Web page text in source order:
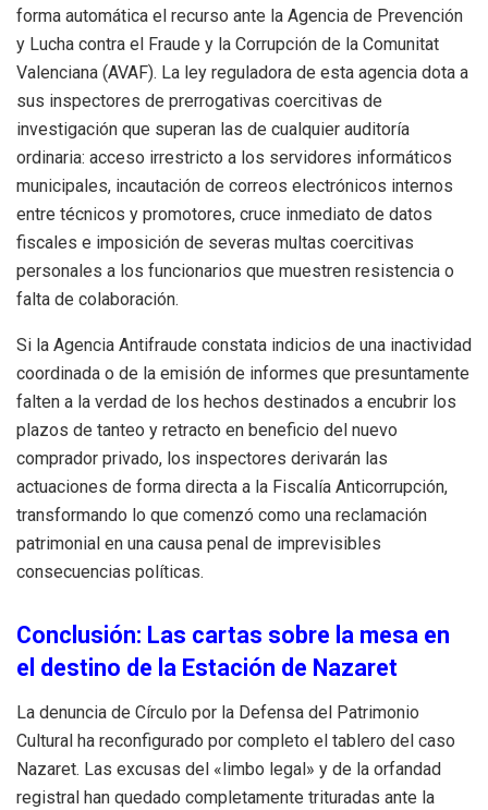
forma automática el recurso ante la Agencia de Prevención
y Lucha contra el Fraude y la Corrupción de la Comunitat
Valenciana (AVAF). La ley reguladora de esta agencia dota a
sus inspectores de prerrogativas coercitivas de
investigación que superan las de cualquier auditoría
ordinaria: acceso irrestricto a los servidores informáticos
municipales, incautación de correos electrónicos internos
entre técnicos y promotores, cruce inmediato de datos
fiscales e imposición de severas multas coercitivas
personales a los funcionarios que muestren resistencia o
falta de colaboración.
Si la Agencia Antifraude constata indicios de una inactividad
coordinada o de la emisión de informes que presuntamente
falten a la verdad de los hechos destinados a encubrir los
plazos de tanteo y retracto en beneficio del nuevo
comprador privado, los inspectores derivarán las
actuaciones de forma directa a la Fiscalía Anticorrupción,
transformando lo que comenzó como una reclamación
patrimonial en una causa penal de imprevisibles
consecuencias políticas.
Conclusión: Las cartas sobre la mesa en
el destino de la Estación de Nazaret
La denuncia de Círculo por la Defensa del Patrimonio
Cultural ha reconfigurado por completo el tablero del caso
Nazaret. Las excusas del «limbo legal» y de la orfandad
registral han quedado completamente trituradas ante la